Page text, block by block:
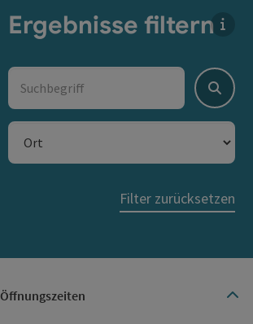
Ergebnisse filtern
Suchbegriff
Suchen
Ort
Filter zurücksetzen
Öffnungszeiten